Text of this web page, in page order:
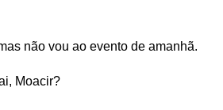
não vou ao evento de amanhã.
Moacir?